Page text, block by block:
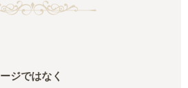
ジではなく